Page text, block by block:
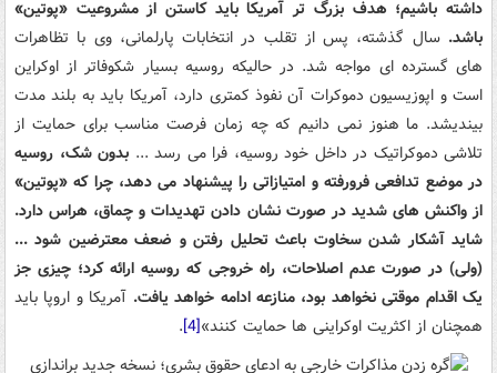
داشته باشیم؛ هدف بزرگ تر آمریکا باید کاستن از مشروعیت «پوتین»
باشد. سال گذشته، پس از تقلب در انتخابات پارلمانی، وی با تظاهرات
های گسترده ای مواجه شد. در حالیکه روسیه بسیار شکوفاتر از اوکراین
است و اپوزیسیون دموکرات آن نفوذ کمتری دارد، آمریکا باید به بلند مدت
بیندیشد. ما هنوز نمی دانیم که چه زمان فرصت مناسب برای حمایت از
تلاشی دموکراتیک در داخل خود روسیه، فرا می رسد ... بدون شک، روسیه
در موضع تدافعی فرورفته و امتیازاتی را پیشنهاد می دهد، چرا که «پوتین»
از واکنش های شدید در صورت نشان دادن تهدیدات و چماق، هراس دارد.
شاید آشکار شدن سخاوت باعث تحلیل رفتن و ضعف معترضین شود ...
(ولی) در صورت عدم اصلاحات، راه خروجی که روسیه ارائه کرد؛ چیزی جز
یک اقدام موقتی نخواهد بود، منازعه ادامه خواهد یافت. آمریکا و اروپا باید
همچنان از اکثریت اوکراینی ها حمایت کنند»[4]
.